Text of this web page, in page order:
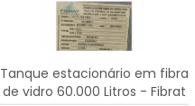
Tanque estacionário em fibra
de vidro 60.000 Litros - Fibrat